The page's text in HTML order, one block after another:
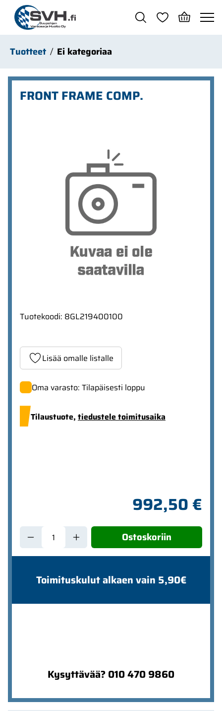
Siirry pääsisältöön
Tuotteet Ei kategoriaa
FRONT FRAME COMP.
Tuotekoodi: 8GL219400100
Lisää omalle listalle
Oma varasto: Tilapäisesti loppu
Tilaustuote, tiedustele toimitusaika
992,50 €
Ostoskoriin
Toimituskulut alkaen vain 5,90€
Kysyttävää? 010 470 9860